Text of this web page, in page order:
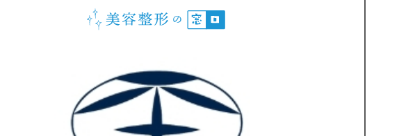
本サイトに関するお問い合わせ
© 美容整形の窓口.